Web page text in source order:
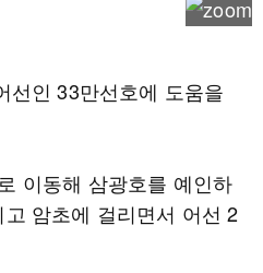
선인 33만선호에 도움을
이동해 삼광호를 예인하
암초에 걸리면서 어선 2